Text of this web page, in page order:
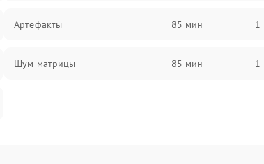
Артефакты 85 мин 1
Шум матрицы 85 мин 1